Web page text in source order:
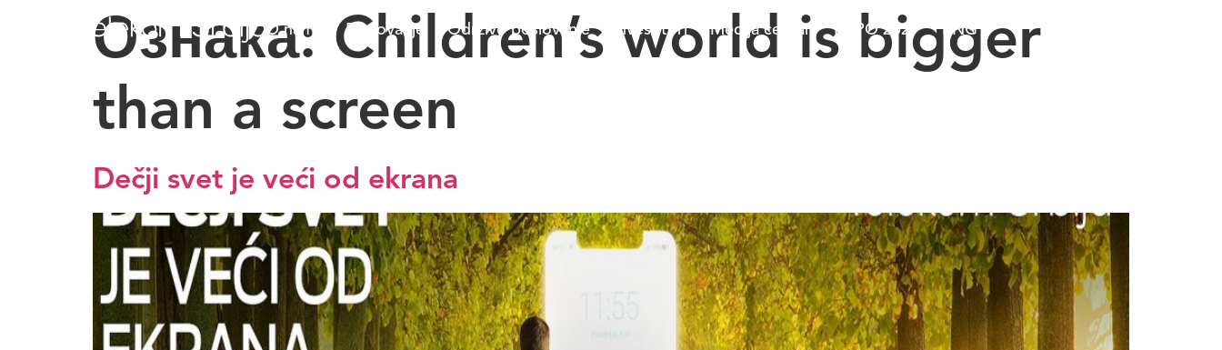
O nama Poslovanje Održivo poslovanje Investitori Medija centar EXPO 2027 ENG
Ознака: Children’s world is bigger
than a screen
Dečji svet je veći od ekrana